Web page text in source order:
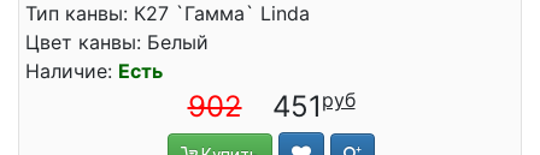
Тип канвы: К27 `Гамма` Linda
Цвет канвы: Белый
Наличие: Есть
902 451